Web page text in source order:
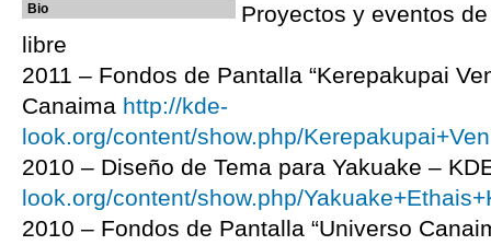
Bio
Proyectos y eventos
libre
2011 – Fondos de Pantalla “Kerepakupai
Canaima http://kde-
look.org/content/show.php/
2010 – Diseño de Tema para Yakuake –
look.org/content/show.php/
2010 – Fondos de Pantalla “Universo